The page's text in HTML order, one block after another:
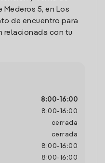
Mederos 5, en Los
de encuentro para
relacionada con tu
8:00- 16:00
8:00- 16:00
cerrada
cerrada
8:00- 16:00
8:00- 16:00